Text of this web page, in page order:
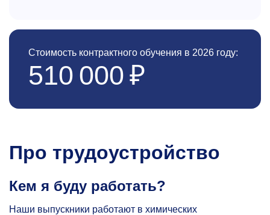
Стоимость контрактного обучения в 2026 году:
510 000 ₽
Про трудоустройство
Кем я буду работать?
Наши выпускники работают в химических